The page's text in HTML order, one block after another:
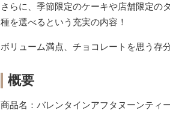
さらに、季節限定のケーキや店舗限定の
種を選べるという充実の内容！
ボリューム満点、チョコレートを思う存
概要
商品名：バレンタインアフタヌーンティ